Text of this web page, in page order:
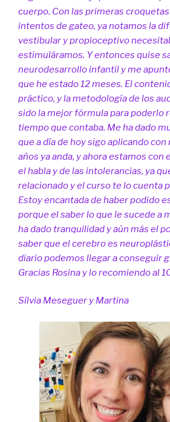
cuerpo. Con las primeras
intentos de gateo, ya notamos la
vestibular y propioceptivo
estimuláramos. Y entonces quise
neurodesarrollo infantil y me
que he estado 12 meses. El
práctico, y la metodología de los
sido la mejor fórmula para poderlo
tiempo que contaba. Me ha dado
que a día de hoy sigo aplicando con
años ya anda, y ahora estamos con
el habla y de las intolerancias, ya
relacionado y el curso te lo cuenta
Estoy encantada de haber podido
porque el saber lo que le sucede a
ha dado tranquilidad y aún más el
saber que el cerebro es
diario podemos llegar a conseguir
Gracias Rosina y lo recomiendo al
Sílvia Meseguer y Martina